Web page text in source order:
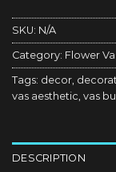
SKU: N/A
Category: Flower
Tags: decor
vas aesthetic vas
DESCRIPTION